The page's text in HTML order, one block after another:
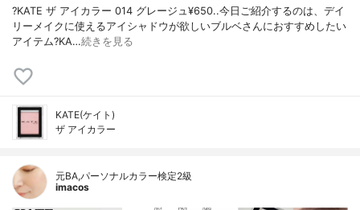
?KATE ザ アイカラー 014 グレージュ¥650..今日ご紹介するのは、デイ
リーメイクに使えるアイシャドウが欲しいブルベさんにおすすめしたい
アイテム?KA…続きを見る
KATE(ケイト)
ザ アイカラー
元BA,パーソナルカラー検定2級
imacos